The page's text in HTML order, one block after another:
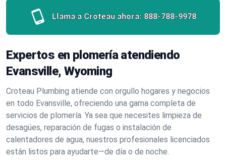
Llama a Croteau ahora: 888-788-9978
Expertos en plomería atendiendo
Evansville, Wyoming
Croteau Plumbing atiende con orgullo hogares y negocios
en todo Evansville, ofreciendo una gama completa de
servicios de plomería. Ya sea que necesites limpieza de
desagües, reparación de fugas o instalación de
calentadores de agua, nuestros profesionales licenciados
están listos para ayudarte—de día o de noche.